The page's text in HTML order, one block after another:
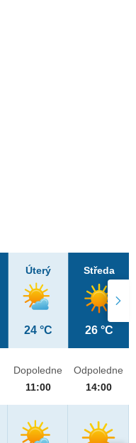
Úterý
24 °C
Středa
26 °C
Dopoledne
11:00
Odpoledne
14:00